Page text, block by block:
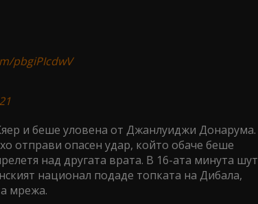
pbgiPIcdwV
и беше уловена от Джанлуиджи Донарума.
отправи опасен удар, който обаче беше
над другата врата. В 16-ата минута шут
национал подаде топката на Дибала,
мрежа.